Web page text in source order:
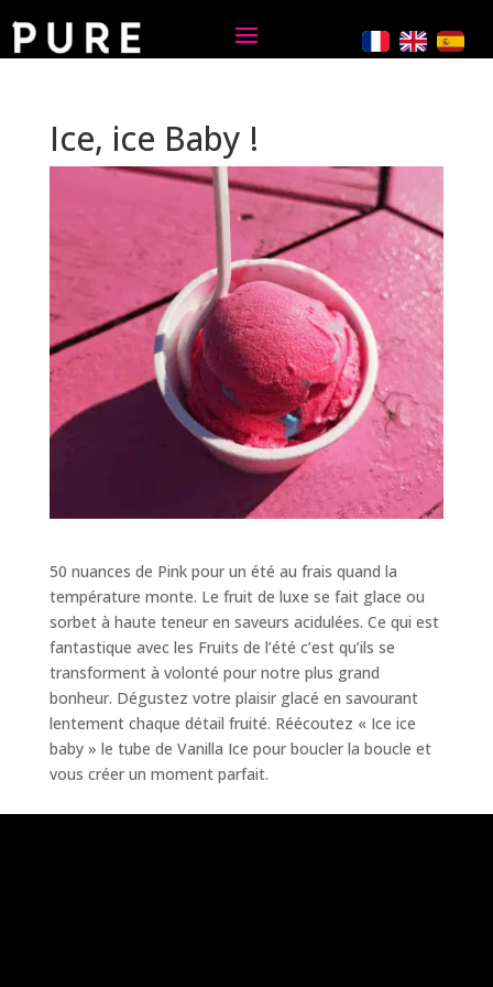
Ice, ice Baby !
50 nuances de Pink pour un été au frais quand la
température monte. Le fruit de luxe se fait glace ou
sorbet à haute teneur en saveurs acidulées. Ce qui est
fantastique avec les Fruits de l’été c’est qu’ils se
transforment à volonté pour notre plus grand
bonheur. Dégustez votre plaisir glacé en savourant
lentement chaque détail fruité. Réécoutez « Ice ice
baby » le tube de Vanilla Ice pour boucler la boucle et
vous créer un moment parfait.